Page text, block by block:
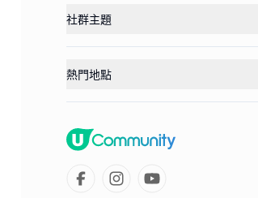
社群主題
熱門地點